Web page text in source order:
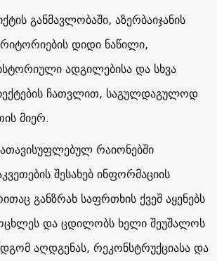
განმავლობაში, აზერბაიჯანის
დიდი ნაწილი,
ადგილებისა და სხვა
ჩათვლით, საგულდაგულოდ
მიერ.
რაიონებში
შესახებ ინფორმაციის
განზრახ საფრთხის ქვეშ აყენებს
და ცდილობს ხელი შეუშალოს
აღდგენას, რეკონსტრუქციასა და